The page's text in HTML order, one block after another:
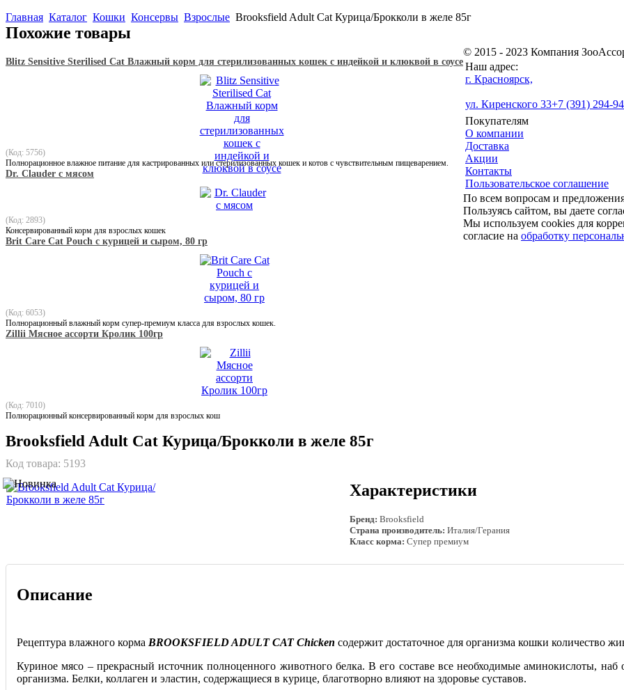
Главная Каталог Кошки Консервы Взрослые Brooksfield Adult Cat Курица/Брокколи в желе 85г
Похожие товары
Blitz Sensitive Sterilised Cat Влажный корм для стерилизованных кошек с индейкой и клюквой в соусе
(Код: 5756)
Полнорационное влажное питание для кастрированных или стерилизованных кошек и котов с чувствительным пищеварением.
Dr. Clauder с мясом
(Код: 2893)
Консервированный корм для взрослых кошек
Brit Care Cat Pouch с курицей и сыром, 80 гр
(Код: 6053)
Полнорационный влажный корм супер-премиум класса для взрослых кошек.
Zillii Мясное ассорти Кролик 100гр
(Код: 7010)
Полнорационный консервированный корм для взрослых кош
Brooksfield Adult Cat Курица/Брокколи в желе 85г
Код товара: 5193
Характеристики
Бренд: Brooksfield
Страна производитель: Италия/Герания
Класс корма: Супер премиум
Описание
Рецептура влажного корма BROOKSFIELD ADULT CAT Chicken содержит достаточное для организма кошки количество
Куриное мясо – прекрасный источник полноценного животного белка. В его составе все необходимые аминокислоты,
организма. Белки, коллаген и эластин, содержащиеся в курице, благотворно влияют на здоровье суставов.
© 2015 - 2023 Компания
Наш адрес:
г. Красноярск,
ул. Киренского 33+7 (391) 294-
Покупателям
О компании
Доставка
Акции
Контакты
Пользовательское соглашение
По всем вопросам и
Пользуясь сайтом, вы даете
Мы используем cookies для
согласие на обработку